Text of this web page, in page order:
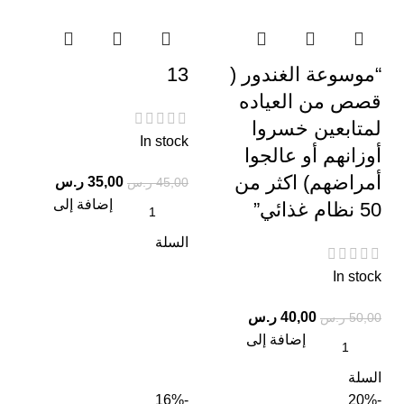
“موسوعة الغندور (
قصص من العياده
لمتابعين خسروا
أوزانهم أو عالجوا
أمراضهم) اكثر من
50 نظام غذائي”
In stock
50,00 ر.س 40,00 ر.س
إضافة إلى
السلة
13
In stock
45,00 ر.س 35,00 ر.س
إضافة إلى
السلة
-20%
-16%